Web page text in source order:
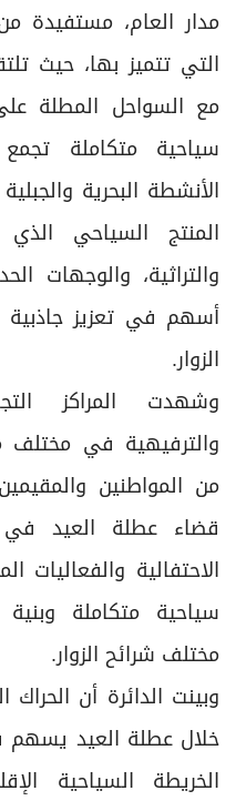
مدار العام، مستفيدة
التي تتميز بها، حيث
مع السواحل المطلة
سياحية متكاملة
الأنشطة البحرية
المنتج السياحي الذي
والتراثية، والوجهات
أسهم في تعزيز جاذبية
الزوار.
وشهدت المراكز
والترفيهية في مختلف
من المواطنين
قضاء عطلة العيد في
الاحتفالية
سياحية متكاملة
مختلف شرائح الزوار.
وبينت الدائرة أن
خلال عطلة العيد يسهم
الخريطة السياحية